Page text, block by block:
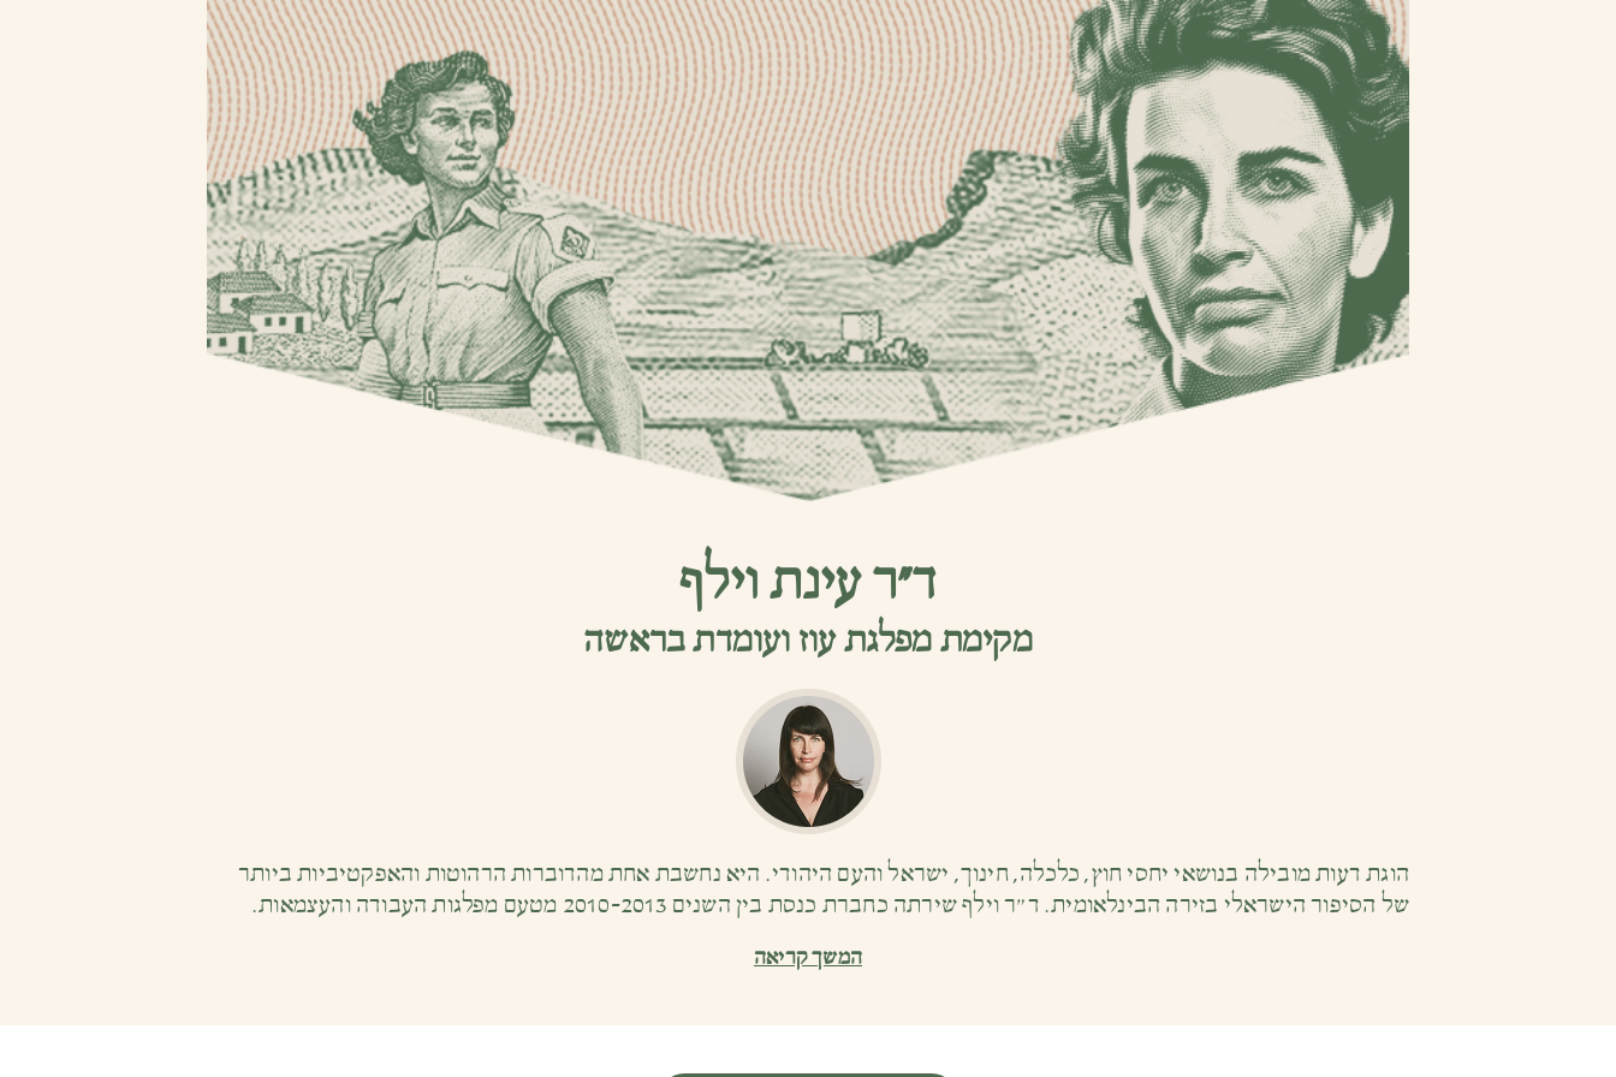
ד”ר עינת וילף
מקימת מפלגת עוז ועומדת בראשה
הוגת דעות מובילה בנושאי יחסי חוץ, כלכלה, חינוך, ישראל והעם היהודי. היא נחשבת אחת מהדוברות הרהוטות והאפקטיביות ביותר
של הסיפור הישראלי בזירה הבינלאומית. ד״ר וילף שירתה כחברת כנסת בין השנים 2010-2013 מטעם מפלגות העבודה והעצמאות.
המשך קריאה